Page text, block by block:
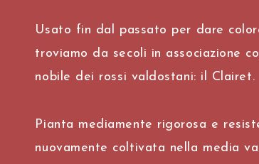
Usato fin dal passato per dare
troviamo da secoli in associazione
nobile dei rossi valdostani: il Clairet.
Pianta mediamente rigorosa e
nuovamente coltivata nella media